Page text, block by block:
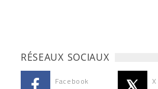
RÉSEAUX SOCIAUX
Facebook X